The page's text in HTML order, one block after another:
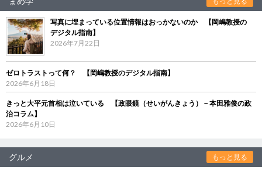
写真に埋まっている位置情報はおっかないのか 【岡嶋教授の
デジタル指南】
2026年7月22日
ゼロトラストって何？ 【岡嶋教授のデジタル指南】
2026年6月18日
きっと大平元首相は泣いている 【政眼鏡（せいがんきょう）－本田雅俊の政
治コラム】
2026年6月10日
グルメ もっと見る